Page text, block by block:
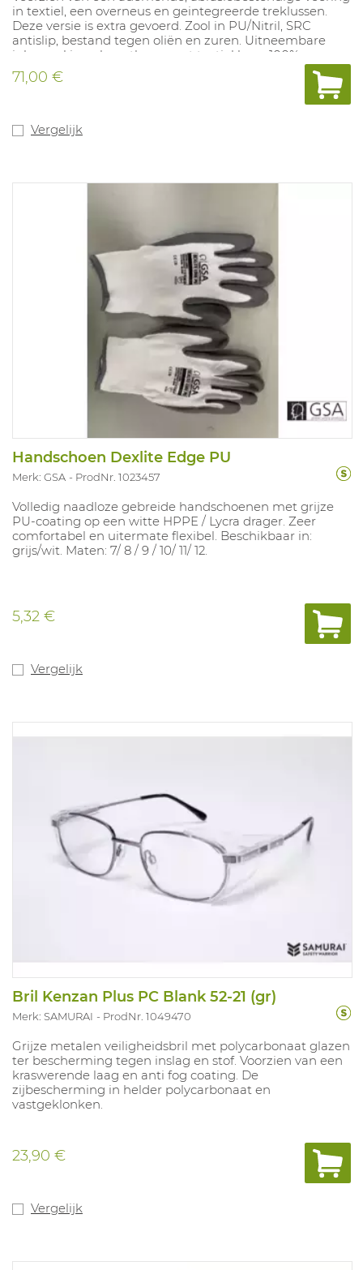
in textiel, een overneus en geintegreerde treklussen.
Deze versie is extra gevoerd. Zool in PU/Nitril, SRC
antislip, bestand tegen oliën en zuren. Uitneembare
inlegzool in polyurethaan met textiel laag. 100%
metaalvrij. Maten: 37-48.
71,00 €
Vergelijk
Handschoen Dexlite Edge PU
Merk: GSA ProdNr. 1023457
Volledig naadloze gebreide handschoenen met grijze
PU-coating op een witte HPPE / Lycra drager. Zeer
comfortabel en uitermate flexibel. Beschikbaar in:
grijs/wit. Maten: 7/ 8 / 9 / 10/ 11/ 12.
5,32 €
Vergelijk
Bril Kenzan Plus PC Blank 52-21 (gr)
Merk: SAMURAI ProdNr. 1049470
Grijze metalen veiligheidsbril met polycarbonaat glazen
ter bescherming tegen inslag en stof. Voorzien van een
kraswerende laag en anti fog coating. De
zijbescherming in helder polycarbonaat en
vastgeklonken.
23,90 €
Vergelijk